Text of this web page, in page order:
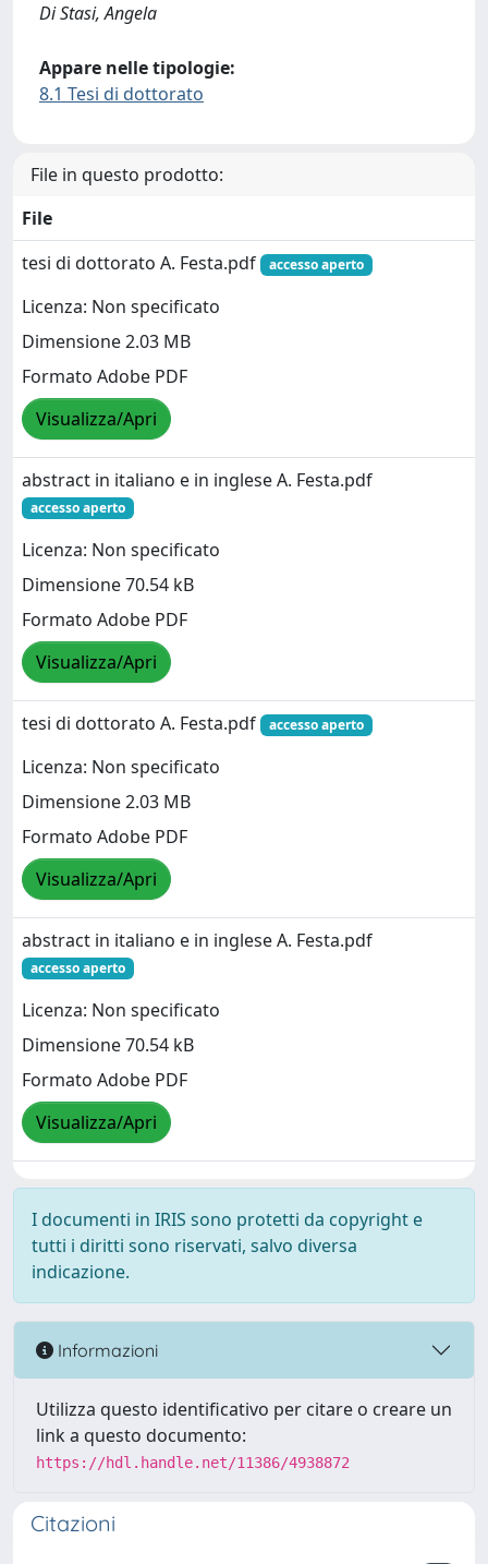
Di Stasi, Angela
Appare nelle tipologie:
8.1 Tesi di dottorato
File in questo prodotto:
File
tesi di dottorato A. Festa.pdf
accesso aperto
Licenza: Non specificato
Dimensione 2.03 MB
Formato Adobe PDF
Visualizza/Apri
abstract in italiano e in inglese A. Festa.pdf
accesso aperto
Licenza: Non specificato
Dimensione 70.54 kB
Formato Adobe PDF
Visualizza/Apri
tesi di dottorato A. Festa.pdf accesso aperto
Licenza: Non specificato
Dimensione 2.03 MB
Formato Adobe PDF
Visualizza/Apri
abstract in italiano e in inglese A. Festa.pdf
accesso aperto
Licenza: Non specificato
Dimensione 70.54 kB
Formato Adobe PDF
Visualizza/Apri
I documenti in IRIS sono protetti da copyright e
tutti i diritti sono riservati, salvo diversa
indicazione.
Informazioni
Utilizza questo identificativo per citare o creare un
link a questo documento:
https://hdl.handle.net/11386/4938872
Citazioni